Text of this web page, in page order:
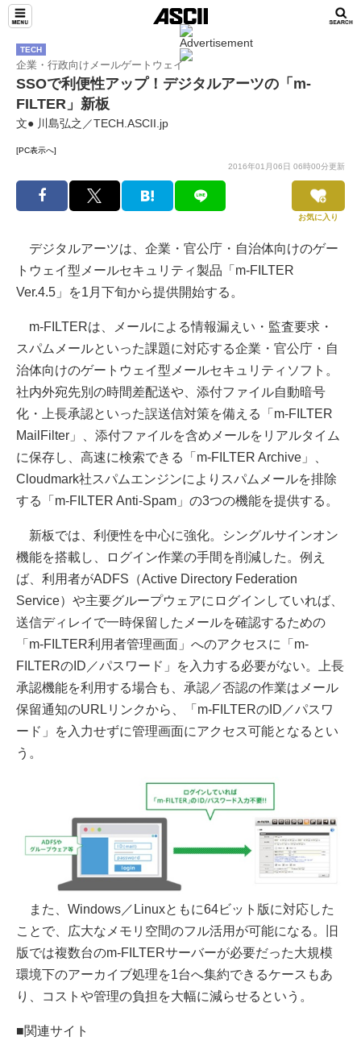
TECH
企業・行政向けメールゲートウェイ
SSOで利便性アップ！デジタルアーツの「m-
FILTER」新板
文● 川島弘之／TECH.ASCII.jp
[PC表示へ]
2016年01月06日 06時00分更新
お気に入り
デジタルアーツは、企業・官公庁・自治体向けのゲー
トウェイ型メールセキュリティ製品「m-FILTER
Ver.4.5」を1月下旬から提供開始する。
m-FILTERは、メールによる情報漏えい・監査要求・
スパムメールといった課題に対応する企業・官公庁・自
治体向けのゲートウェイ型メールセキュリティソフト。
社内外宛先別の時間差配送や、添付ファイル自動暗号
化・上長承認といった誤送信対策を備える「m-FILTER
MailFilter」、添付ファイルを含めメールをリアルタイム
に保存し、高速に検索できる「m-FILTER Archive」、
Cloudmark社スパムエンジンによりスパムメールを排除
する「m-FILTER Anti-Spam」の3つの機能を提供する。
新板では、利便性を中心に強化。シングルサインオン
機能を搭載し、ログイン作業の手間を削減した。例え
ば、利用者がADFS（Active Directory Federation
Service）や主要グループウェアにログインしていれば、
送信ディレイで一時保留したメールを確認するための
「m-FILTER利用者管理画面」へのアクセスに「m-
FILTERのID／パスワード」を入力する必要がない。上長
承認機能を利用する場合も、承認／否認の作業はメール
保留通知のURLリンクから、「m-FILTERのID／パスワ
ード」を入力せずに管理画面にアクセス可能となるとい
う。
また、Windows／Linuxともに64ビット版に対応した
ことで、広大なメモリ空間のフル活用が可能になる。旧
版では複数台のm-FILTERサーバーが必要だった大規模
環境下のアーカイブ処理を1台へ集約できるケースもあ
り、コストや管理の負担を大幅に減らせるという。
■関連サイト